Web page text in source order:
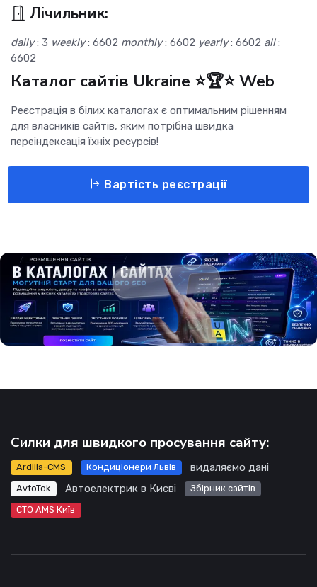
Лічильник:
daily: 3 weekly: 6602 monthly: 6602 yearly: 6602 all:
6602
Каталог сайтів Ukraine ⭐🏆⭐ Web
Реєстрація в білих каталогах є оптимальним рішенням
для власників сайтів, яким потрібна швидка
переіндексація їхніх ресурсів!
Вартість реєстрації
Силки для швидкого просування сайту:
Ardilla-CMS Кондиціонери Львів видаляємо дані
AvtoTok Автоелектрик в Києві
Збірник сайтів
СТО AMS Київ